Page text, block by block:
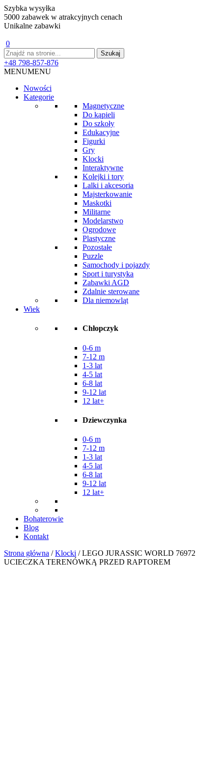
Szybka wysyłka
5000 zabawek w atrakcyjnych cenach
Unikalne zabawki
0
+48 798-857-876
MENUMENU
Nowości
Kategorie
Magnetyczne
Do kąpieli
Do szkoły
Edukacyjne
Figurki
Gry
Klocki
Interaktywne
Kolejki i tory
Lalki i akcesoria
Majsterkowanie
Maskotki
Militarne
Modelarstwo
Ogrodowe
Plastyczne
Pozostałe
Puzzle
Samochody i pojazdy
Sport i turystyka
Zabawki AGD
Zdalnie sterowane
Dla niemowląt
Wiek
Chłopczyk
0-6 m
7-12 m
1-3 lat
4-5 lat
6-8 lat
9-12 lat
12 lat+
Dziewczynka
0-6 m
7-12 m
1-3 lat
4-5 lat
6-8 lat
9-12 lat
12 lat+
Bohaterowie
Blog
Kontakt
Strona główna /Klocki / LEGO JURASSIC WORLD 76972
UCIECZKA TERENÓWKĄ PRZED RAPTOREM